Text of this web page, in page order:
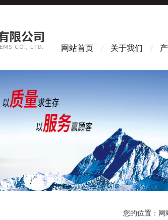
网站首页 关于我们
您的位置： 网